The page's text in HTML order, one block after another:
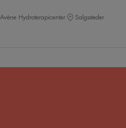
Avène Hydroterapicenter Salgssteder